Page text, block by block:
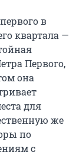
в
квартала —
Первого,
она
для
же
по
с